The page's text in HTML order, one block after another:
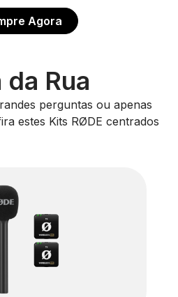
Agora
da Rua
perguntas ou apenas
estes Kits RØDE centrados